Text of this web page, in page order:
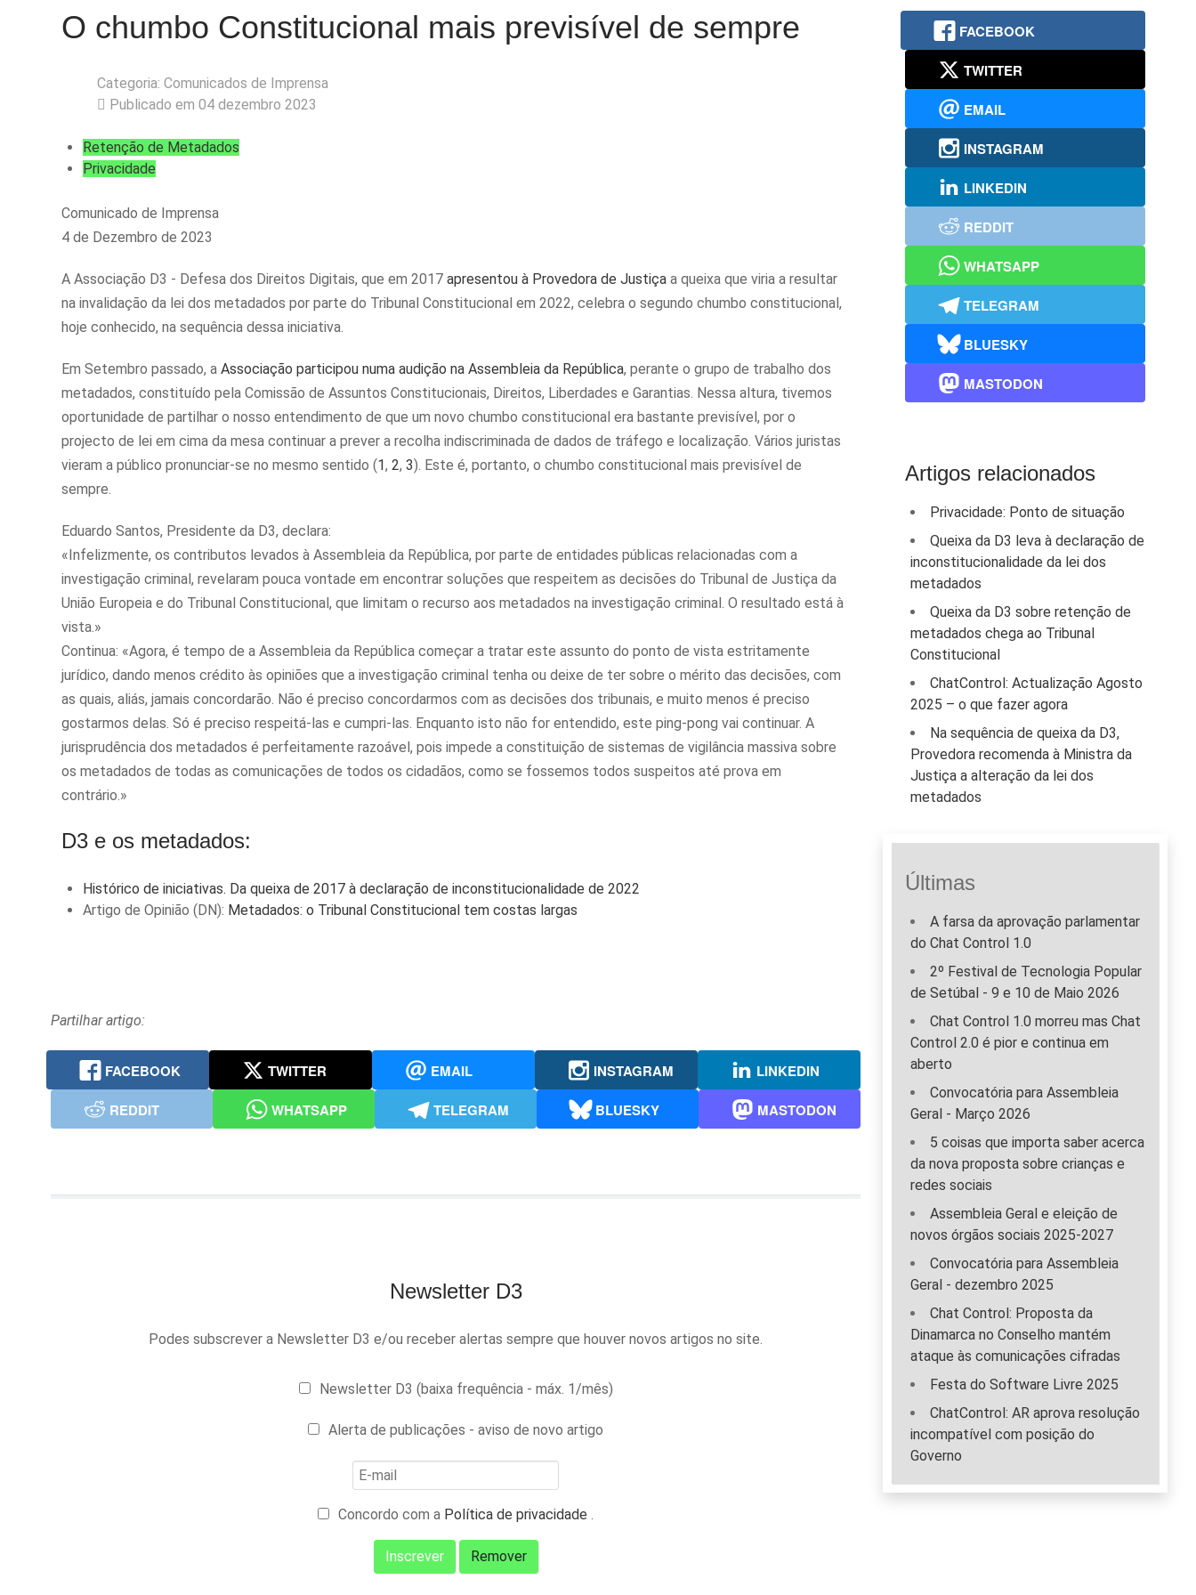
O chumbo Constitucional mais previsível de sempre
Categoria: Comunicados de Imprensa
Publicado em 04 dezembro 2023
Retenção de Metadados
Privacidade
Comunicado de Imprensa
4 de Dezembro de 2023
A Associação D3 - Defesa dos Direitos Digitais, que em 2017 apresentou à Provedora de Justiça a queixa que viria a resultar
na invalidação da lei dos metadados por parte do Tribunal Constitucional em 2022, celebra o segundo chumbo constitucional,
hoje conhecido, na sequência dessa iniciativa.
Em Setembro passado, a Associação participou numa audição na Assembleia da República, perante o grupo de trabalho dos
metadados, constituído pela Comissão de Assuntos Constitucionais, Direitos, Liberdades e Garantias. Nessa altura, tivemos
oportunidade de partilhar o nosso entendimento de que um novo chumbo constitucional era bastante previsível, por o
projecto de lei em cima da mesa continuar a prever a recolha indiscriminada de dados de tráfego e localização. Vários juristas
vieram a público pronunciar-se no mesmo sentido (1, 2, 3). Este é, portanto, o chumbo constitucional mais previsível de
sempre.
Eduardo Santos, Presidente da D3, declara:
«Infelizmente, os contributos levados à Assembleia da República, por parte de entidades públicas relacionadas com a
investigação criminal, revelaram pouca vontade em encontrar soluções que respeitem as decisões do Tribunal de Justiça da
União Europeia e do Tribunal Constitucional, que limitam o recurso aos metadados na investigação criminal. O resultado está à
vista.»
Continua: «Agora, é tempo de a Assembleia da República começar a tratar este assunto do ponto de vista estritamente
jurídico, dando menos crédito às opiniões que a investigação criminal tenha ou deixe de ter sobre o mérito das decisões, com
as quais, aliás, jamais concordarão. Não é preciso concordarmos com as decisões dos tribunais, e muito menos é preciso
gostarmos delas. Só é preciso respeitá-las e cumpri-las. Enquanto isto não for entendido, este ping-pong vai continuar. A
jurisprudência dos metadados é perfeitamente razoável, pois impede a constituição de sistemas de vigilância massiva sobre
os metadados de todas as comunicações de todos os cidadãos, como se fossemos todos suspeitos até prova em
contrário.»
D3 e os metadados:
Histórico de iniciativas. Da queixa de 2017 à declaração de inconstitucionalidade de 2022
Artigo de Opinião (DN): Metadados: o Tribunal Constitucional tem costas largas
Partilhar artigo:
FACEBOOK TWITTER EMAIL INSTAGRAM
LINKEDIN
REDDIT
WHATSAPP TELEGRAM BLUESKY MASTODON
Newsletter D3
Podes subscrever a Newsletter D3 e/ou receber alertas sempre que houver novos artigos no site.
Newsletter D3 (baixa frequência - máx. 1/mês)
Alerta de publicações - aviso de novo artigo
Concordo com a Política de privacidade .
FACEBOOK
TWITTER
EMAIL
INSTAGRAM
LINKEDIN
REDDIT
WHATSAPP
TELEGRAM
BLUESKY
MASTODON
Artigos relacionados
Privacidade: Ponto de situação
Queixa da D3 leva à declaração de
inconstitucionalidade da lei dos
metadados
Queixa da D3 sobre retenção de
metadados chega ao Tribunal
Constitucional
ChatControl: Actualização Agosto
2025 – o que fazer agora
Na sequência de queixa da D3,
Provedora recomenda à Ministra da
Justiça a alteração da lei dos
metadados
Últimas
A farsa da aprovação parlamentar
do Chat Control 1.0
2º Festival de Tecnologia Popular
de Setúbal - 9 e 10 de Maio 2026
Chat Control 1.0 morreu mas Chat
Control 2.0 é pior e continua em
aberto
Convocatória para Assembleia
Geral - Março 2026
5 coisas que importa saber acerca
da nova proposta sobre crianças e
redes sociais
Assembleia Geral e eleição de
novos órgãos sociais 2025-2027
Convocatória para Assembleia
Geral - dezembro 2025
Chat Control: Proposta da
Dinamarca no Conselho mantém
ataque às comunicações cifradas
Festa do Software Livre 2025
ChatControl: AR aprova resolução
incompatível com posição do
Governo